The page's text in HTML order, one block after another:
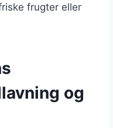
frugter eller
og